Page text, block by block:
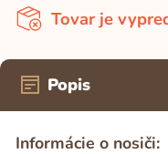
Tovar je
Popis
Informácie o nosiči: